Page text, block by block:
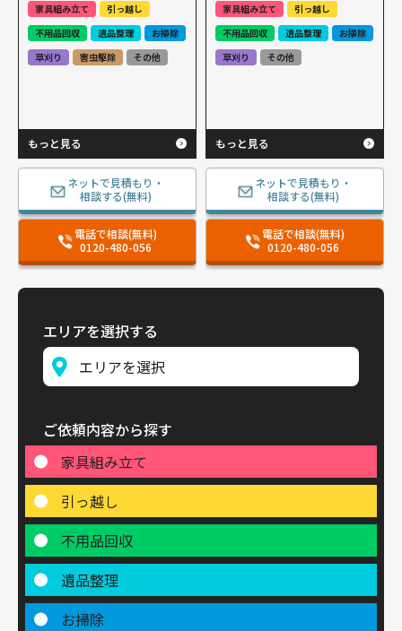
家具組み立て
引っ越し
不用品回収
遺品整理
お掃除
草刈り
害虫駆除 その他
もっと見る
ネットで見積もり・
相談する(無料)
電話で相談(無料)
0120-480-056
家具組み立て
引っ越し
不用品回収
遺品整理
お掃除
草刈り
その他
もっと見る
ネットで見積もり・
相談する(無料)
電話で相談(無料)
0120-480-056
エリアを選択する
ご依頼内容から探す
家具組み立て
引っ越し
不用品回収
遺品整理
お掃除